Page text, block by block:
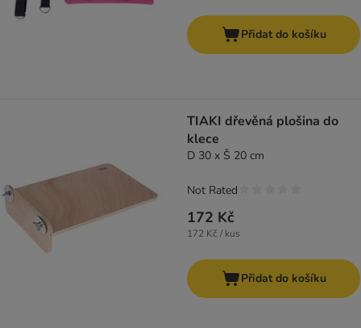
Přidat do košíku
TIAKI dřevěná plošina do
klece
D 30 x Š 20 cm
172 Kč
172 Kč / kus
Not Rated
Přidat do košíku